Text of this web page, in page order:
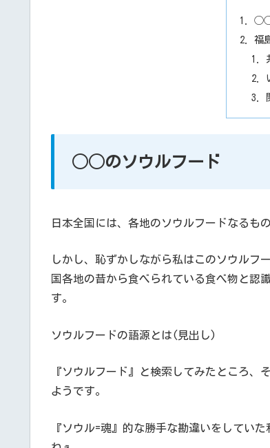
◯◯
福
◯◯のソウルフード
日本全国には、各地のソウルフードなるも
しかし、恥ずかしながら私はこのソウルフ
国各地の昔から食べられている食べ物と認
す。
ソウルフードの語源とは(見出し)
『ソウルフード』と検索してみたところ
ようです。
『ソウル=魂』的な勝手な勘違いをしてい